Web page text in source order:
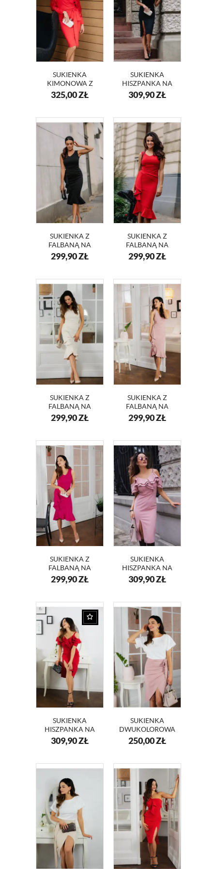
SUKIENKA
KIMONOWA Z
KORONKOWYMI
RĘKAWAMI
325,00ZŁ
SUKIENKA
HISZPANKA NA
WESELE LAURA
KM339
309,90ZŁ
SUKIENKA Z
FALBANĄ NA
WESELE DIANA
KM340
299,90ZŁ
SUKIENKA Z
FALBANĄ NA
WESELE DIANA
KM340-1
299,90ZŁ
SUKIENKA Z
FALBANĄ NA
WESELE DIANA
KM340-3
299,90ZŁ
SUKIENKA Z
FALBANĄ NA
WESELE DIANA
KM340-4
299,90ZŁ
SUKIENKA Z
FALBANĄ NA
WESELE DIANA
KM340-5
299,90ZŁ
SUKIENKA
HISZPANKA NA
WESELE LAURA
KM339-5
309,90ZŁ
SUKIENKA
HISZPANKA NA
WESELE LAURA
KM339-1
309,90ZŁ
SUKIENKA
DWUKOLOROWA
BIAŁO- RÓŻOWA
LIZA KM337-1
250,00ZŁ